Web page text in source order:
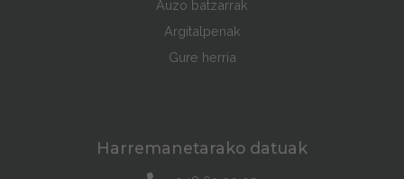
Auzo batzarrak
Argitalpenak
Gure herria
Harremanetarako datuak